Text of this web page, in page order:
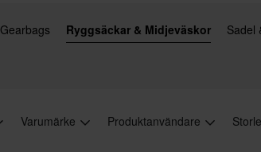
Gearbags Ryggsäckar & Midjeväskor Sadel
Varumärke Produktanvändare